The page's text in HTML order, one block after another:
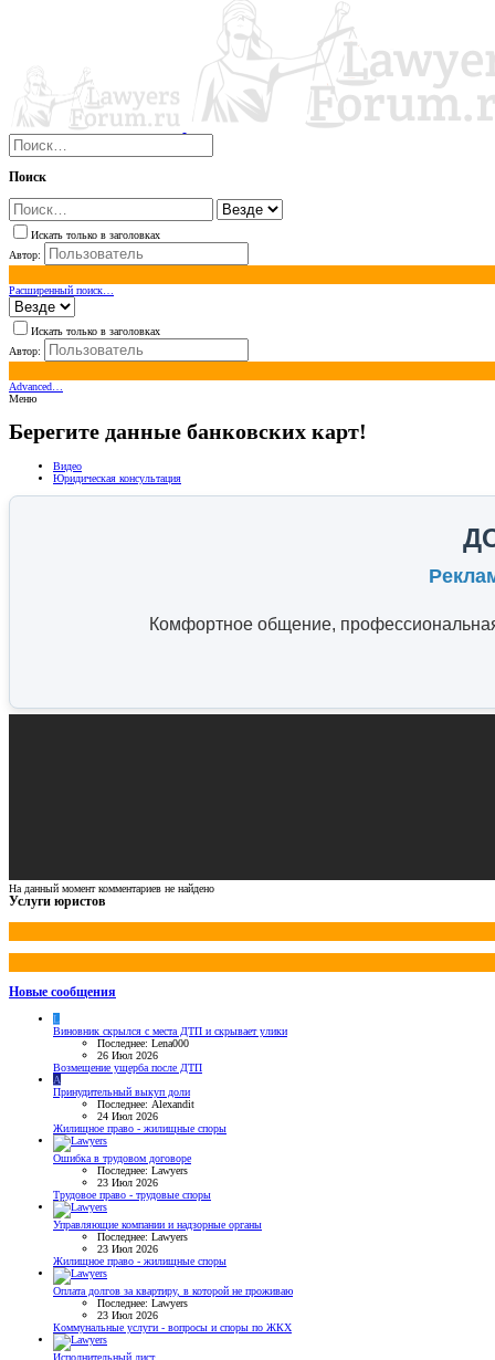
Поиск
Искать только в заголовках
Автор:
Расширенный поиск…
Искать только в заголовках
Автор:
Advanced…
Меню
Берегите данные банковских карт!
Видео
Юридическая консультация
Комфортное общение,
На данный момент комментариев не найдено
Услуги юристов
Новые сообщения
L
Виновник скрылся с места ДТП и скрывает улики
Последнее: Lena000
26 Июл 2026
Возмещение ущерба после ДТП
A
Принудительный выкуп доли
Последнее: Alexandit
24 Июл 2026
Жилищное право - жилищные споры
Ошибка в трудовом договоре
Последнее: Lawyers
23 Июл 2026
Трудовое право - трудовые споры
Управляющие компании и надзорные органы
Последнее: Lawyers
23 Июл 2026
Жилищное право - жилищные споры
Оплата долгов за квартиру, в которой не проживаю
Последнее: Lawyers
23 Июл 2026
Коммунальные услуги - вопросы и споры по ЖКХ
Исполнительный лист